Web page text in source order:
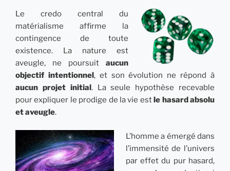
Le credo central du
matérialisme affirme la
contingence
de toute
existence. La nature est
aveugle, ne poursuit aucun
objectif intentionnel, et son évolution ne répond à
aucun projet initial. La seule hypothèse recevable
pour expliquer le prodige de la vie estle hasard absolu
et aveugle.
L’homme a émergé dans
l’immensité de l’univers
par effet du pur hasard,